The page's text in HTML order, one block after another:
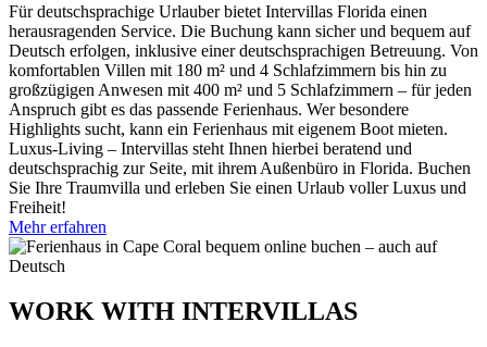
Für deutschsprachige Urlauber bietet Intervillas Florida einen
herausragenden Service. Die Buchung kann sicher und bequem auf
Deutsch erfolgen, inklusive einer deutschsprachigen Betreuung. Von
komfortablen Villen mit 180 m² und 4 Schlafzimmern bis hin zu
großzügigen Anwesen mit 400 m² und 5 Schlafzimmern – für jeden
Anspruch gibt es das passende Ferienhaus. Wer besondere
Highlights sucht, kann ein Ferienhaus mit eigenem Boot mieten.
Luxus-Living – Intervillas steht Ihnen hierbei beratend und
deutschsprachig zur Seite, mit ihrem Außenbüro in Florida. Buchen
Sie Ihre Traumvilla und erleben Sie einen Urlaub voller Luxus und
Freiheit!
Mehr erfahren
WORK WITH INTERVILLAS